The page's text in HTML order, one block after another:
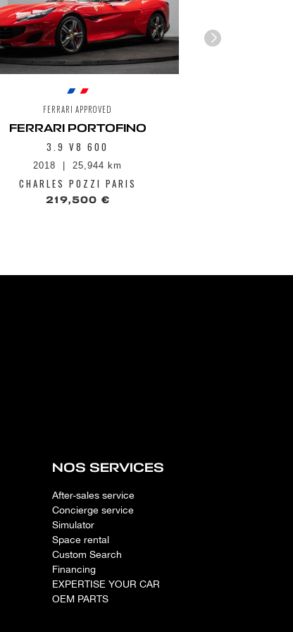
FERRARI APPROVED
FERRARI PORTOFINO
3.9 V8 600
2018 25,944 km
CHARLES POZZI PARIS
219,500 €
NOS SERVICES
After-sales service
Concierge service
Simulator
Space rental
Custom Search
Financing
EXPERTISE YOUR CAR
OEM PARTS